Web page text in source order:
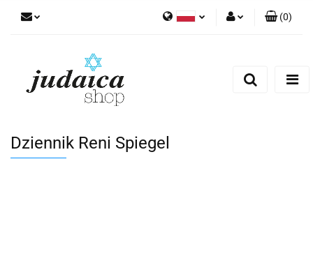
(0)
Dziennik Reni Spiegel